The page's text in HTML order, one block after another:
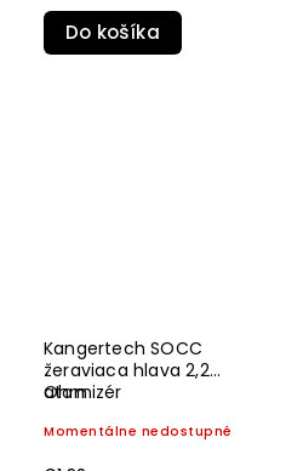
Do košíka
Kangertech SOCC
žeraviaca hlava 2,2
Ohm
atomizér
Momentálne nedostupné